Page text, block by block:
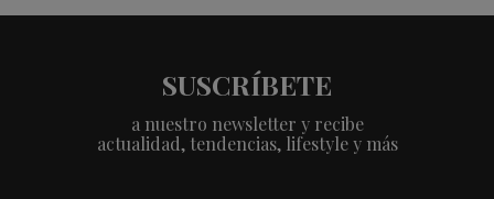
SUSCRÍBETE
a nuestro newsletter y recibe
actualidad, tendencias, lifestyle y más